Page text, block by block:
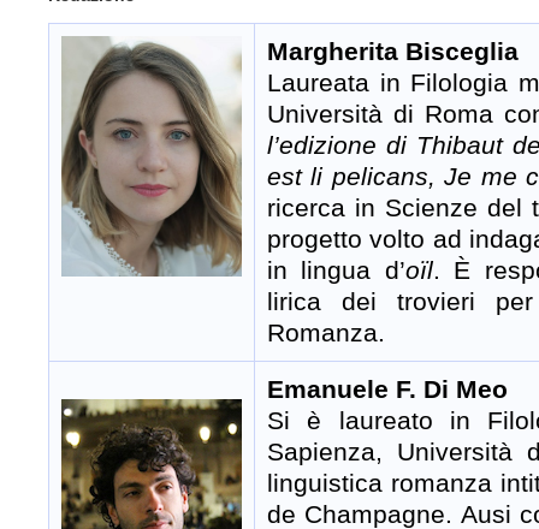
Margherita Bisceglia
Laureata in Filologia
Università di Roma
l’edizione di Thibaut
est li pelicans, Je me
ricerca in Scienze del
progetto volto ad
in lingua d’oïl. È
lirica dei trovieri
Romanza.
Emanuele F. Di Meo
Si è laureato in
Sapienza,
linguistica romanza
de Champagne. Ausi